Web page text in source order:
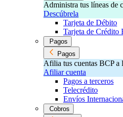
Administra tus líneas de
Descúbrela
Tarjeta de Débito
Tarjeta de Crédito
Pagos
Pagos
Afilia tus cuentas BCP a
Afiliar cuenta
Pagos a terceros
Telecrédito
Envíos
Cobros